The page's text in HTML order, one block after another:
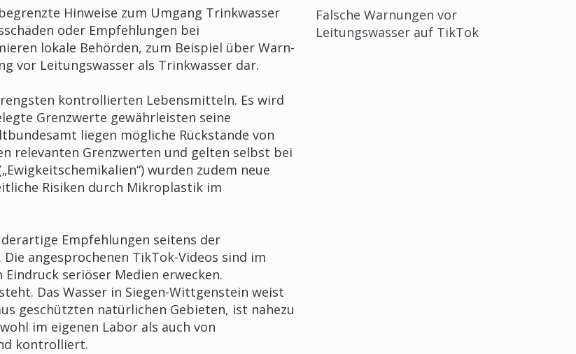
Hinweise zum Umgang Trinkwasser
oder Empfehlungen bei
lokale Behörden, zum Beispiel über Warn-
vor Leitungswasser als Trinkwasser dar.
kontrollierten Lebensmitteln. Es wird
Grenzwerte gewährleisten seine
liegen mögliche Rückstände von
relevanten Grenzwerten und gelten selbst bei
wurden zudem neue
Risiken durch Mikroplastik im
Empfehlungen seitens der
angesprochenen TikTok-Videos sind im
seriöser Medien erwecken.
Das Wasser in Siegen-Wittgenstein weist
geschützten natürlichen Gebieten, ist nahezu
im eigenen Labor als auch von
kontrolliert.
Falsche Warnungen vor
Leitungswasser auf TikTok